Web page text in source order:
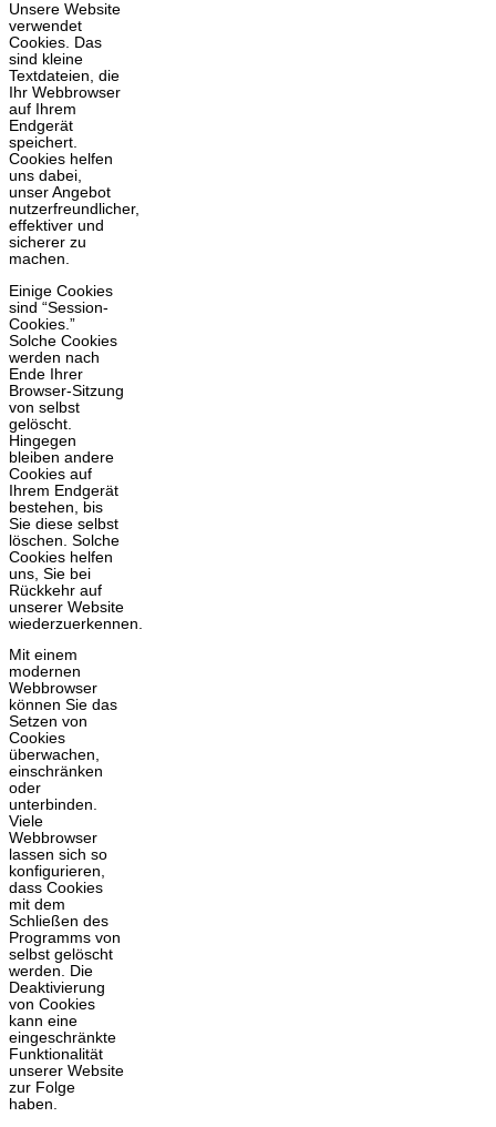
Unsere Website
verwendet
Cookies. Das
sind kleine
Textdateien, die
Ihr Webbrowser
auf Ihrem
Endgerät
speichert.
Cookies helfen
uns dabei,
unser Angebot
nutzerfreundlicher,
effektiver und
sicherer zu
machen.
Einige Cookies
sind “Session-
Cookies.”
Solche Cookies
werden nach
Ende Ihrer
Browser-Sitzung
von selbst
gelöscht.
Hingegen
bleiben andere
Cookies auf
Ihrem Endgerät
bestehen, bis
Sie diese selbst
löschen. Solche
Cookies helfen
uns, Sie bei
Rückkehr auf
unserer Website
wiederzuerkennen.
Mit einem
modernen
Webbrowser
können Sie das
Setzen von
Cookies
überwachen,
einschränken
oder
unterbinden.
Viele
Webbrowser
lassen sich so
konfigurieren,
dass Cookies
mit dem
Schließen des
Programms von
selbst gelöscht
werden. Die
Deaktivierung
von Cookies
kann eine
eingeschränkte
Funktionalität
unserer Website
zur Folge
haben.